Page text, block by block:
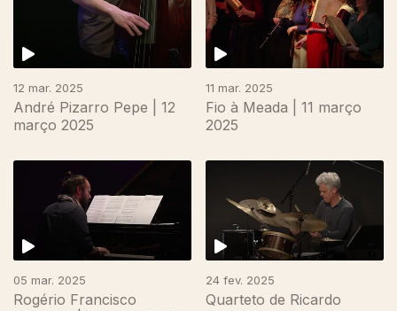
12 mar. 2025
André Pizarro Pepe | 12
março 2025
11 mar. 2025
Fio à Meada | 11 março
2025
05 mar. 2025
Rogério Francisco
24 fev. 2025
Quarteto de Ricardo